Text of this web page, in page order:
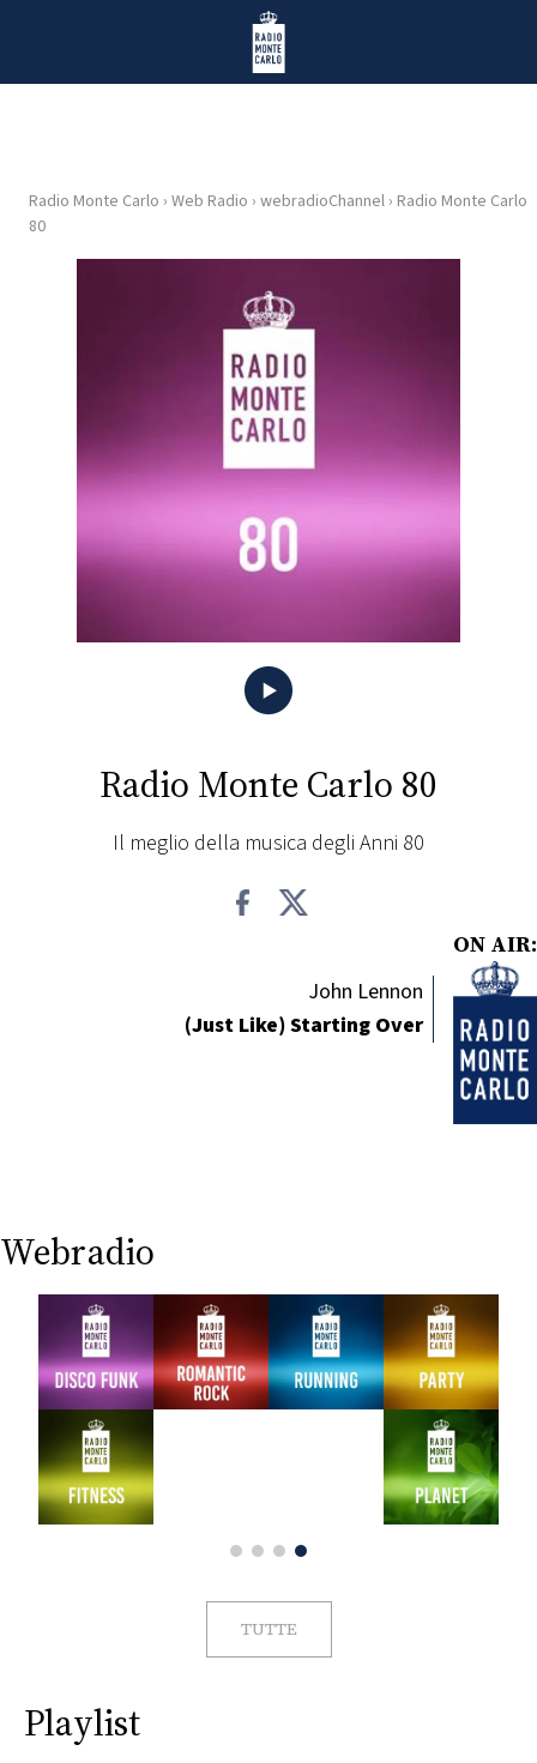
Radio Monte Carlo
HOME
PLAYLIST
FOTO
VIDEO
Radio Monte Carlo › Web Radio › webradioChannel › Radio Monte Carlo
80
Radio Monte Carlo 80
Il meglio della musica degli Anni 80
John Lennon
(Just Like) Starting Over
ON AIR:
Webradio
TUTTE
Playlist